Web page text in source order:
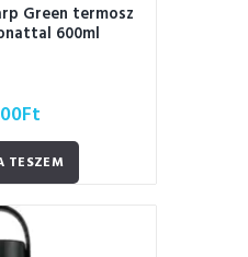
Green termosz
600ml
Ft
TESZEM